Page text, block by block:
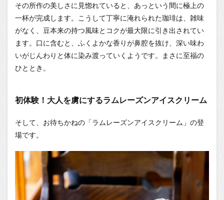
その所作の美しさに見惚れていると、あっという間に極上の
一杯が完成します。こうして丁寧に淹れられた珈琲は、雑味
がなく、豆本来の持つ風味とコクが最大限に引き出されてい
ます。口に含むと、ふくよかな香りが鼻腔を抜け、深い味わ
いがじんわりと体に染み渡っていくようです。まさに至福の
ひととき。
初体験！大人を虜にするラムレーズンアイスクリーム
そして、お待ちかねの「ラムレーズンアイスクリーム」の登
場です。